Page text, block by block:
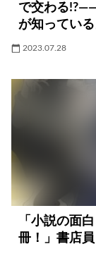
で交わる
が知っている
2023.07.28
「小説の面
冊！」書店